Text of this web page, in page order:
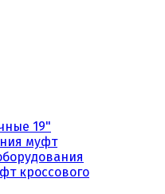
19"
муфт
кроссового